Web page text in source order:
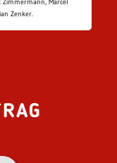
Zenker.